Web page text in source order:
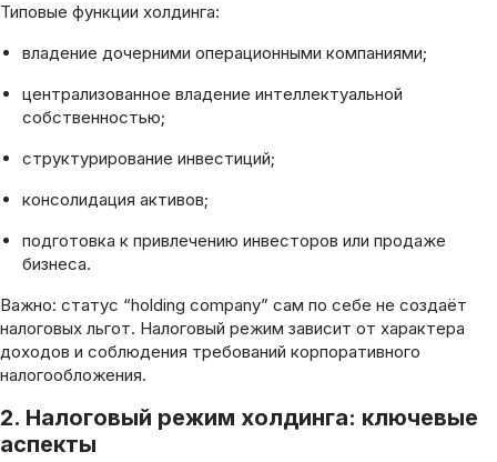
Типовые функции холдинга:
владение дочерними операционными компаниями;
централизованное владение интеллектуальной
собственностью;
структурирование инвестиций;
консолидация активов;
подготовка к привлечению инвесторов или продаже
бизнеса.
Важно: статус “holding company” сам по себе не создаёт
налоговых льгот. Налоговый режим зависит от характера
доходов и соблюдения требований корпоративного
налогообложения.
2. Налоговый режим холдинга: ключевые
аспекты